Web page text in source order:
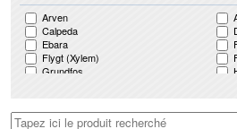
Arven
Calpeda
Ebara
Flygt (Xylem)
Grundfos
Leroy Somer
Mr Pompes